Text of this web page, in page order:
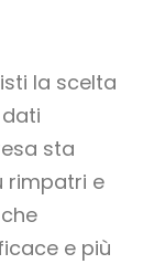
la scelta
sta
rimpatri e
e più